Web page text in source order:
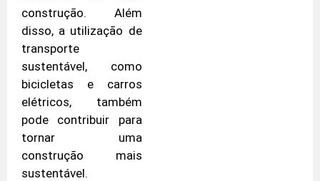
construção. Além
disso, a utilização de
transporte
sustentável, como
bicicletas e carros
elétricos, também
pode contribuir para
tornar uma
construção mais
sustentável.